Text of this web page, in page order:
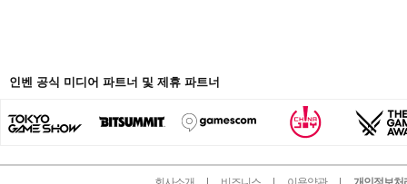
인벤 공식 미디어 파트너 및 제휴 파트너